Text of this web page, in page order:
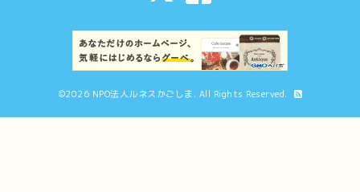
©2026 NPO法人ルネスかごしま. All Rights Reserved.